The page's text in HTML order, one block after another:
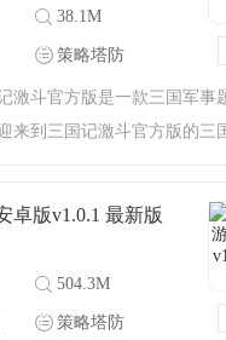
38.1M
策略塔防
激斗官方版是一款三国军事
来到三国记激斗官方版的三
玩法的模式，不仅仅能享受
卓版v1.0.1 最新版
504.3M
策略塔防